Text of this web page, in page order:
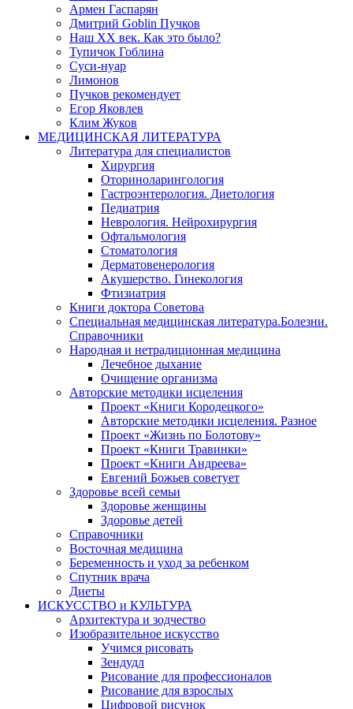
Армен Гаспарян
Дмитрий Goblin Пучков
Наш XX век. Как это было?
Тупичок Гоблина
Суси-нуар
Лимонов
Пучков рекомендует
Егор Яковлев
Клим Жуков
МЕДИЦИНСКАЯ ЛИТЕРАТУРА
Литература для специалистов
Хирургия
Оториноларингология
Гастроэнтерология. Диетология
Педиатрия
Неврология. Нейрохирургия
Офтальмология
Стоматология
Дерматовенерология
Акушерство. Гинекология
Фтизиатрия
Книги доктора Советова
Специальная медицинская литература.Болезни.
Справочники
Народная и нетрадиционная медицина
Лечебное дыхание
Очищение организма
Авторские методики исцеления
Проект «Книги Кородецкого»
Авторские методики исцеления. Разное
Проект «Жизнь по Болотову»
Проект «Книги Травинки»
Проект «Книги Андреева»
Евгений Божьев советует
Здоровье всей семьи
Здоровье женщины
Здоровье детей
Справочники
Восточная медицина
Беременность и уход за ребенком
Спутник врача
Диеты
ИСКУССТВО и КУЛЬТУРА
Архитектура и зодчество
Изобразительное искусство
Учимся рисовать
Зендудл
Рисование для профессионалов
Рисование для взрослых
Цифровой рисунок